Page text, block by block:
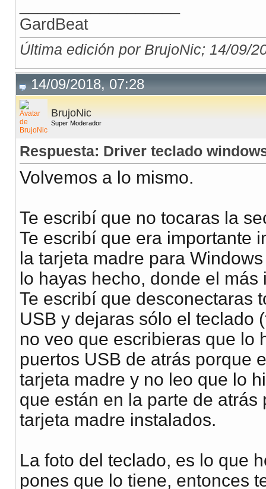
GardBeat
Última edición por BrujoNic; 14/09/
14/09/2018, 07:28
BrujoNic
Super Moderador
Respuesta: Driver teclado
Volvemos a lo mismo.
Te escribí que no tocaras la
Te escribí que era importante
la tarjeta madre para
lo hayas hecho, donde el
Te escribí que desconectaras
USB y dejaras sólo el teclado
no veo que escribieras que lo
puertos USB de atrás porque
tarjeta madre y no leo que lo
que están en la parte de
tarjeta madre instalados.
La foto del teclado, es lo que
pones que lo tiene, entonces